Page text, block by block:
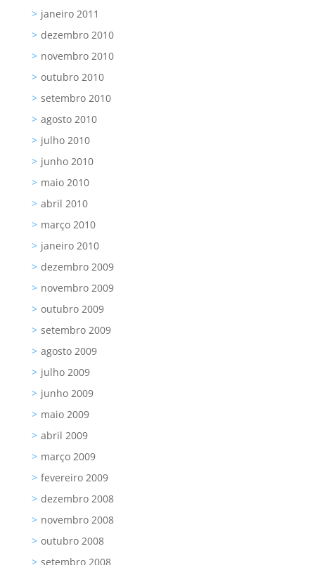
janeiro 2011
dezembro 2010
novembro 2010
outubro 2010
setembro 2010
agosto 2010
julho 2010
junho 2010
maio 2010
abril 2010
março 2010
janeiro 2010
dezembro 2009
novembro 2009
outubro 2009
setembro 2009
agosto 2009
julho 2009
junho 2009
maio 2009
abril 2009
março 2009
fevereiro 2009
dezembro 2008
novembro 2008
outubro 2008
setembro 2008